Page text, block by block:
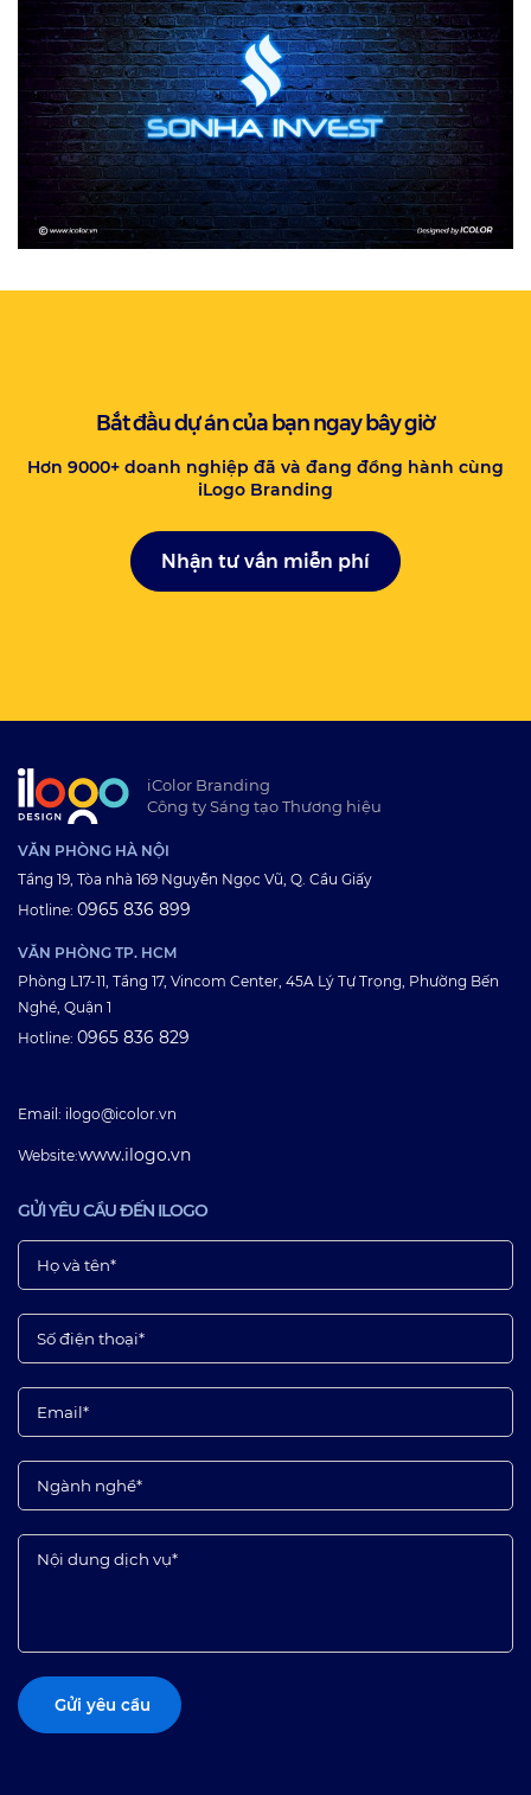
Bắt đầu dự án của bạn ngay bây giờ
Hơn 9000+ doanh nghiệp đã và đang đồng hành cùng
iLogo Branding
Nhận tư vấn miễn phí
iColor Branding
Công ty Sáng tạo Thương hiệu
VĂN PHÒNG HÀ NỘI
Tầng 19, Tòa nhà 169 Nguyễn Ngọc Vũ, Q. Cầu Giấy
Hotline: 0965 836 899
VĂN PHÒNG TP. HCM
Phòng L17-11, Tầng 17, Vincom Center, 45A Lý Tự Trọng, Phường Bến
Nghé, Quận 1
Hotline: 0965 836 829
Email: ilogo@icolor.vn
Website:www.ilogo.vn
GỬI YÊU CẦU ĐẾN ILOGO